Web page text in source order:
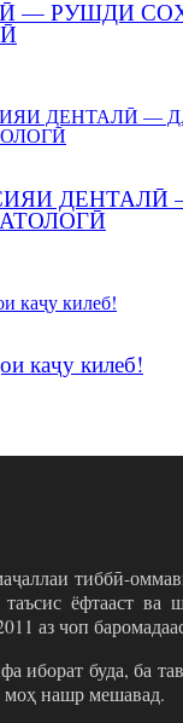
— РУШДИ
ДЕНТАЛӢ
каҷу килеб!
тиббӣ-
ёфтааст ва
аз чоп
иборат буда, ба
моҳ нашр мешавад.